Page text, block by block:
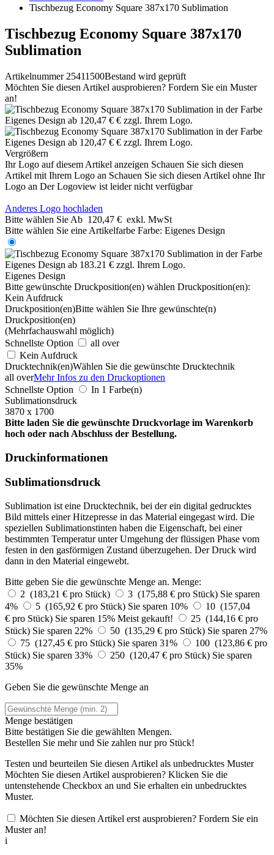
Tischbezug Economy Square 387x170 Sublimation
Tischbezug Economy Square 387x170
Sublimation
Artikelnummer 25411500Bestand wird geprüft
Möchten Sie diesen Artikel ausprobieren? Fordern Sie ein Muster
an!
Vergrößern
Ihr Logo auf diesem Artikel anzeigen Schauen Sie sich diesen
Artikel mit Ihrem Logo an Schauen Sie sich diesen Artikel ohne Ihr
Logo an Der Logoview ist leider nicht verfügbar
Anderes Logo hochladen
Bitte wählen Sie Ab 120,47 € exkl. MwSt
Bitte wählen Sie eine Artikelfarbe Farbe: Eigenes Design
Eigenes Design
Bitte gewünschte Druckposition(en) wählen Druckposition(en):
Kein Aufdruck
Druckposition(en)Bitte wählen Sie Ihre gewünschte(n)
Druckposition(en)
(Mehrfachauswahl möglich)
Schnellste Option
all over
Kein Aufdruck
Drucktechnik(en)Wählen Sie die gewünschte Drucktechnik
all overMehr Infos zu den Druckoptionen
Schnellste Option
In 1 Farbe(n)
Sublimationsdruck
3870 x 1700
Bitte laden Sie die gewünschte Druckvorlage im Warenkorb
hoch oder nach Abschluss der Bestellung.
Druckinformationen
Sublimationsdruck
Sublimation ist eine Drucktechnik, bei der ein digital gedrucktes
Bild mittels einer Hitzepresse in das Material eingegast wird. Die
speziellen Sublimationstinten haben die Eigenschaft, bei einer
bestimmten Temperatur unter Umgehung der flüssigen Phase vom
festen in den gasförmigen Zustand überzugehen. Der Druck wird
dann in den Material eingewebt.
Bitte geben Sie die gewünschte Menge an. Menge:
2 (183,21 € pro Stück)
3 (175,88 € pro Stück) Sie sparen
4%
5 (165,92 € pro Stück) Sie sparen 10%
10 (157,04
€ pro Stück) Sie sparen 15% Meist gekauft!
25 (144,16 € pro
Stück) Sie sparen 22% 50 (135,29 € pro Stück) Sie sparen 27%
75 (127,45 € pro Stück) Sie sparen 31%
100 (123,86 € pro
Stück) Sie sparen 33% 250 (120,47 € pro Stück) Sie sparen
35%
Geben Sie die gewünschte Menge an
Menge bestätigen
Bitte bestätigen Sie die gewählten Mengen.
Bestellen Sie mehr und Sie zahlen nurpro Stück!
Testen und beurteilen Sie diesen Artikel als unbedrucktes Muster
Möchten Sie diesen Artikel ausprobieren? Klicken Sie die
untenstehende Checkbox an und Sie erhalten ein unbedrucktes
Muster.
Möchten Sie diesen Artikel erst ausprobieren? Fordern Sie ein
Muster an!
i